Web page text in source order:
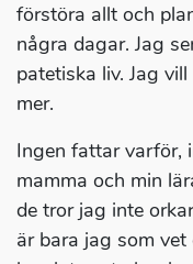
förstöra allt och
några dagar. Jag
patetiska liv. Jag
mer.
Ingen fattar varför,
mamma och min
de tror jag inte
är bara jag som